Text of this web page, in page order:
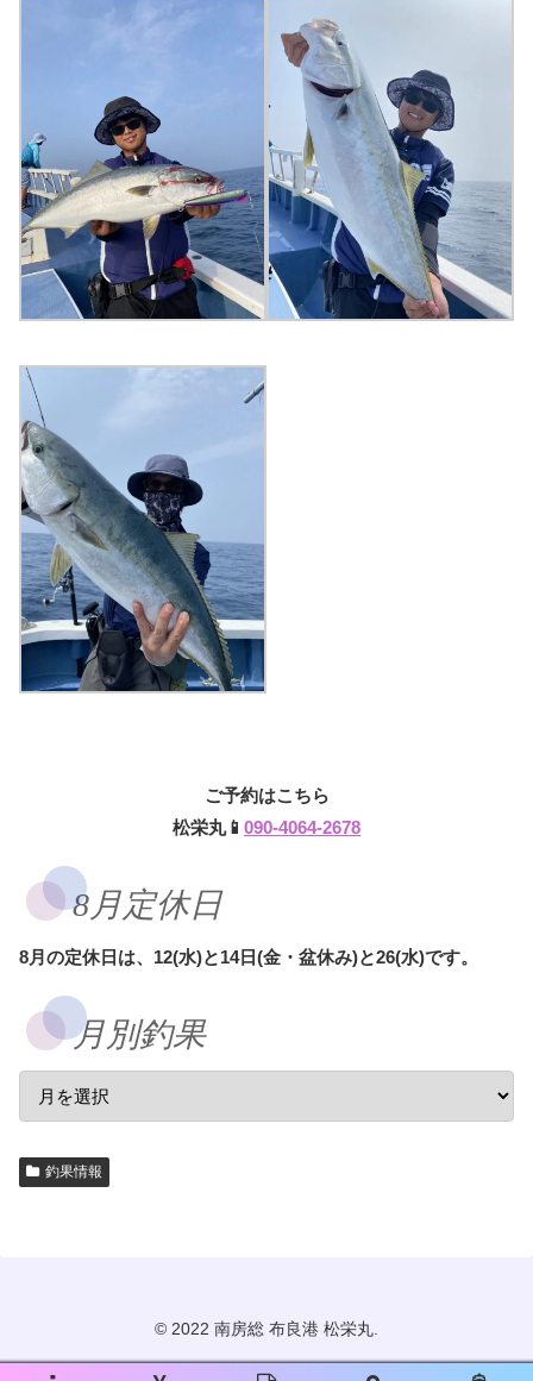
ご予約はこちら
松栄丸📱 090-4064-2678
8月定休日
8月の定休日は、12(水)と14日(金・盆休み)と26(水)です。
月別釣果
釣果情報
© 2022 南房総 布良港 松栄丸.